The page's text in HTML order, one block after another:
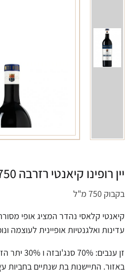
יין רופינו קיאנטי רזרבה 750 מ"ל
בקבוק 750 מ"ל
קיאנטי קלאסי נהדר המציג אופי
עדינות ואלגנטיות אופיינית לעוצמה
זן ענבים:
באזור. התיישנות בת שנתיים בחביות